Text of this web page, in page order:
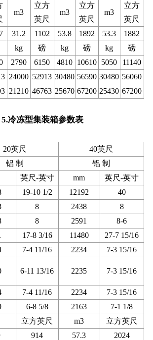
m3
立方
英尺
m3
立方
英尺
m3
立方
英尺
31.2 1102 53.8 1892 53.3
1882
kg 磅 kg 磅 kg
磅
2790 6150 4810 10610 5050
11140
24000 52913 30480 56590 30480 56060
21210 46763 25670 67200 25430 67200
5.冷冻型集装箱参数表
20英尺
40英尺
铝 制
铝 制
英尺-英寸 mm 英尺-英寸
19-10 1/2 12192
40
8 2438
8
8 2591
8-6
17-8 3/16 11480
27-7 15/16
7-4 11/16 2234
7-3 15/16
6-11 13/16 2235 7-3 15/16
7-4 11/16 2234
7-3 15/16
6-8 5/8 2163
7-1 1/8
立方英尺 m3
立方英尺
914 57.3
2024